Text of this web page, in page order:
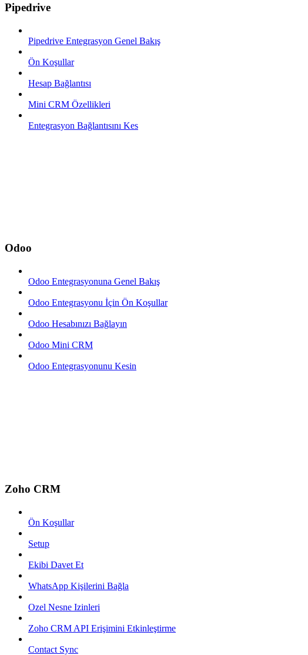
Pipedrive
Pipedrive Entegrasyon Genel Bakış
Ön Koşullar
Hesap Bağlantısı
Mini CRM Özellikleri
Entegrasyon Bağlantısını Kes
Odoo
Odoo Entegrasyonuna Genel Bakış
Odoo Entegrasyonu İçin Ön Koşullar
Odoo Hesabınızı Bağlayın
Odoo Mini CRM
Odoo Entegrasyonunu Kesin
Zoho CRM
Ön Koşullar
Setup
Ekibi Davet Et
WhatsApp Kişilerini Bağla
Ozel Nesne Izinleri
Zoho CRM API Erişimini Etkinleştirme
Contact Sync